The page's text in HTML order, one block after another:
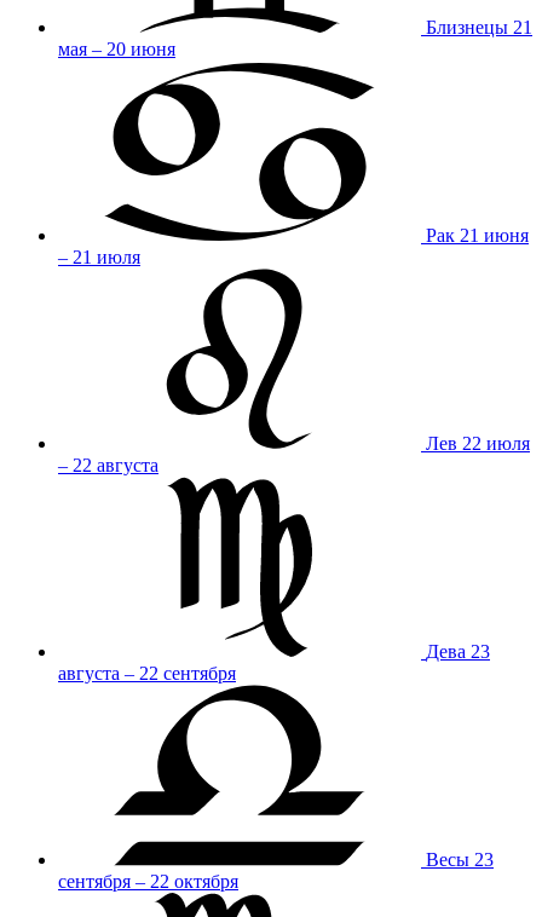
Близнецы 21
мая – 20 июня
Рак 21 июня
– 21 июля
Лев 22 июля
– 22 августа
Дева 23
августа – 22 сентября
Весы 23
сентября – 22 октября